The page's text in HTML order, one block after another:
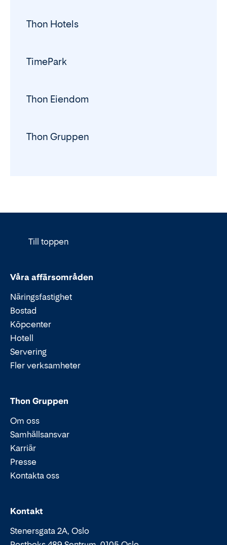
Thon Hotels
TimePark
Thon Eiendom
Thon Gruppen
Till toppen
Våra affärsområden
Näringsfastighet
Bostad
Köpcenter
Hotell
Servering
Fler verksamheter
Thon Gruppen
Om oss
Samhällsansvar
Karriär
Presse
Kontakta oss
Kontakt
Stenersgata 2A, Oslo
Epost:
Telefon: